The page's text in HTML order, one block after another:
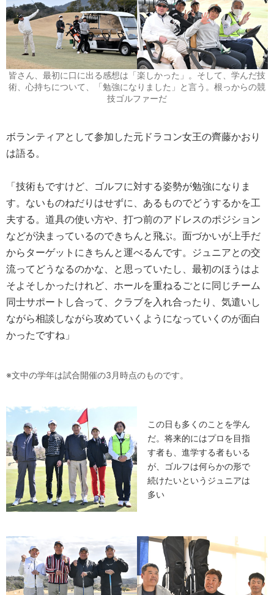
皆さん、最初に口に出る感想は「楽しかった」。そして、学んだ技
術、心持ちについて、「勉強になりました」と言う。根っからの競
技ゴルファーだ
ボランティアとして参加した元ドラコン女王の齊藤かおり
は語る。
「技術もですけど、ゴルフに対する姿勢が勉強になりま
す。ないものねだりはせずに、あるものでどうするかを工
夫する。道具の使い方や、打つ前のアドレスのポジション
などが決まっているのできちんと飛ぶ。面づかいが上手だ
からターゲットにきちんと運べるんです。ジュニアとの交
流ってどうなるのかな、と思っていたし、最初のほうはよ
そよそしかったけれど、ホールを重ねるごとに同じチーム
同士サポートし合って、クラブを入れ合ったり、気遣いし
ながら相談しながら攻めていくようになっていくのが面白
かったですね」
※文中の学年は試合開催の3月時点のものです。
この日も多くのことを学ん
だ。将来的にはプロを目指
す者も、進学する者もいる
が、ゴルフは何らかの形で
続けたいというジュニアは
多い